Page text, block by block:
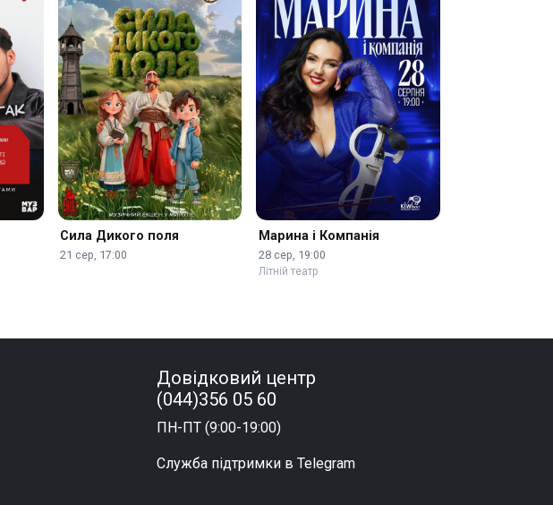
Сила Дикого поля
21 сер, 17:00
Марина і Компанія
28 сер, 19:00
Літній театр
Довідковий центр
(044)356 05 60
ПН-ПТ (9:00-19:00)
Служба підтримки в Telegram